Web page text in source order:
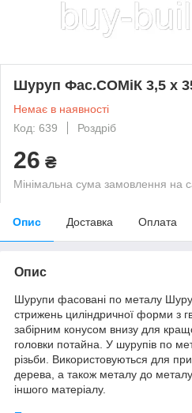
Шуруп Фас.СОМіК 3,5 х
Немає в наявності
Код: 639
Роздріб
26 ₴
Мінімальна сума замовлення на
Опис Доставка Оплата
Опис
Шурупи фасовані по металу
стрижень циліндричної форми з
забірним конусом внизу для
головки потайна. У шурупів по
різьби. Використовуються для
дерева, а також металу до
іншого матеріалу.